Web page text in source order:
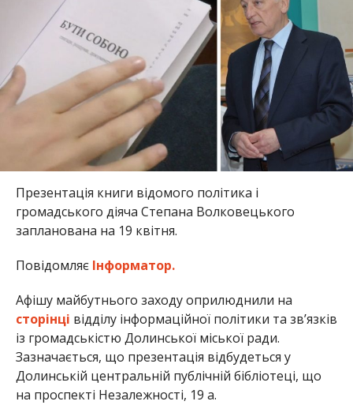
Презентація книги відомого політика і
громадського діяча Степана Волковецького
запланована на 19 квітня.
Повідомляє Інформатор.
Афішу майбутнього заходу оприлюднили на
сторінці відділу інформаційної політики та зв’язків
із громадськістю Долинської міської ради.
Зазначається, що презентація відбудеться у
Долинській центральній публічній бібліотеці, що
на проспекті Незалежності, 19 а.